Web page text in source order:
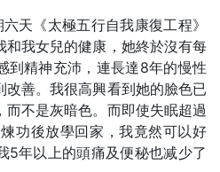
天《太極五行自我康復工程》
和我女兒的健康，她終於沒有每
到精神充沛，連長達8年的慢性
善。我很高興看到她的臉色已
不是灰暗色。而即使失眠超過
功後放學回家，我竟然可以好
5年以上的頭痛及便秘也减少了